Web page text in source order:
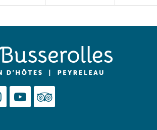
Instagram
YouTubeTripAdvisor